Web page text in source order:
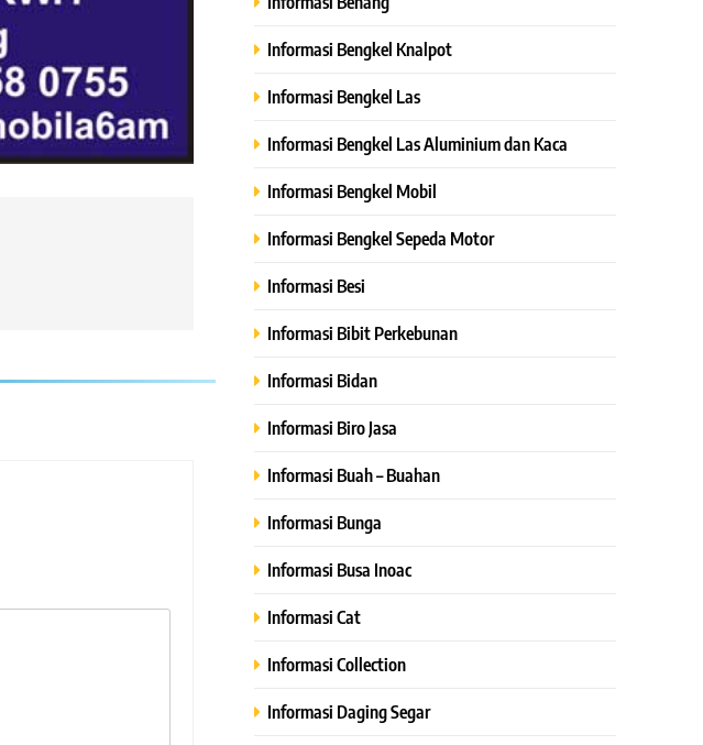
Informasi Bengkel Knalpot
Informasi Bengkel Las
Informasi Bengkel Las Aluminium dan Kaca
Informasi Bengkel Mobil
Informasi Bengkel Sepeda Motor
Informasi Besi
Informasi Bibit Perkebunan
Informasi Bidan
Informasi Biro Jasa
Informasi Buah – Buahan
Informasi Bunga
Informasi Busa Inoac
Informasi Cat
Informasi Collection
Informasi Daging Segar